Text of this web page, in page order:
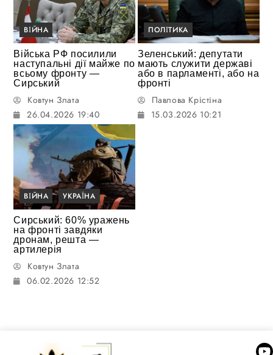
ВІЙНА
Війська РФ посилили
наступальні дії майже по
всьому фронту —
Сирський
Ковтун Злата
26.04.2026 19:40
ПОЛІТИКА
Зеленський: депутати
мають служити державі
або в парламенті, або на
фронті
Павлова Крістіна
15.03.2026 10:21
ВІЙНА УКРАЇНА
Сирський: 60% уражень
на фронті завдяки
дронам, решта —
артилерія
Ковтун Злата
06.02.2026 12:52